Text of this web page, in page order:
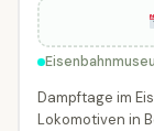
Dampftage im
Lokomotiven in